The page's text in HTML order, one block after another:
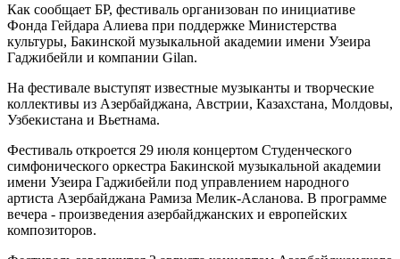
Как сообщает БР, фестиваль организован по инициативе
Фонда Гейдара Алиева при поддержке Министерства
культуры, Бакинской музыкальной академии имени Узеира
Гаджибейли и компании Gilan.
На фестивале выступят известные музыканты и творческие
коллективы из Азербайджана, Австрии, Казахстана, Молдовы,
Узбекистана и Вьетнама.
Фестиваль откроется 29 июля концертом Студенческого
симфонического оркестра Бакинской музыкальной академии
имени Узеира Гаджибейли под управлением народного
артиста Азербайджана Рамиза Мелик-Асланова. В программе
вечера - произведения азербайджанских и европейских
композиторов.